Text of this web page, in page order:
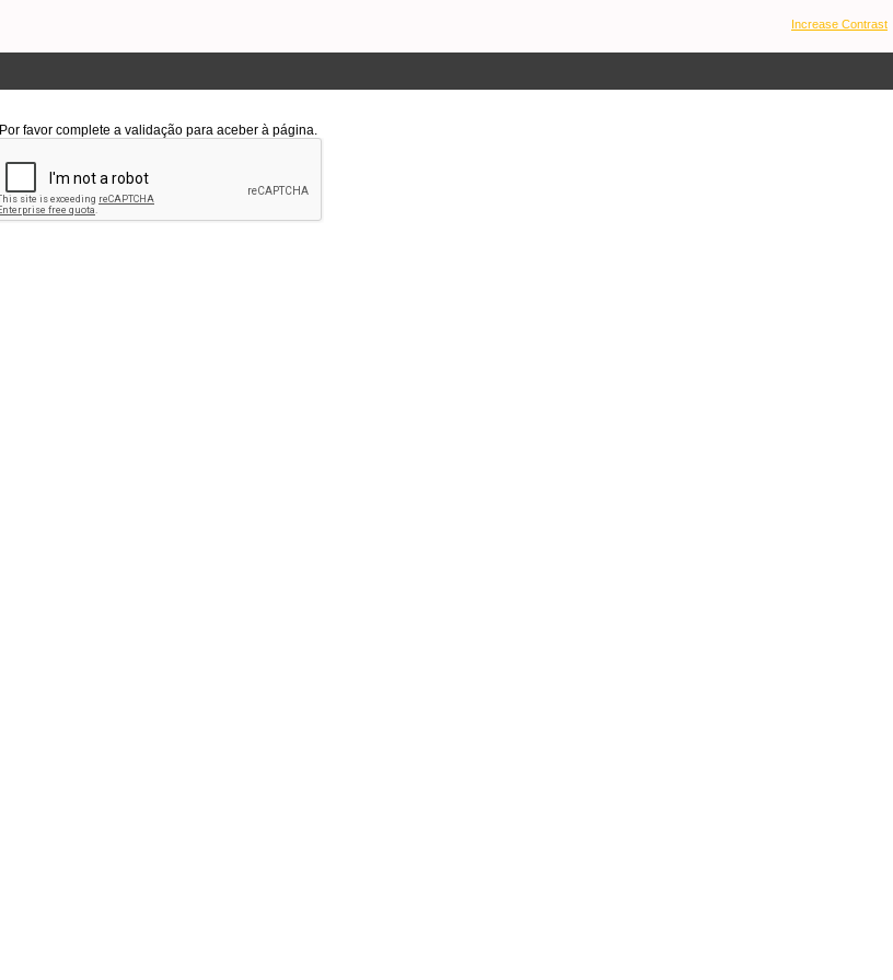
Increase Contrast
Por favor complete a validação para aceber à página.